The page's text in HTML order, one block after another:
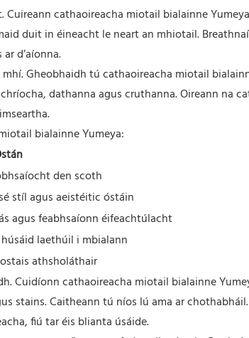
cathaoireacha miotail bialainne
duit in éineacht le neart an mhiotail.
d’aíonna.
Gheobhaidh tú cathaoireacha miotail
dathanna agus cruthanna. Oireann na
bialainne Yumeya:
den scoth
stíl agus aeistéitic óstáin
agus feabhsaíonn éifeachtúlacht
húsáid laethúil i mbialann
athsholáthair
Cuidíonn cathaoireacha miotail bialainne
stains. Caitheann tú níos lú ama ar
fiú tar éis blianta úsáide.